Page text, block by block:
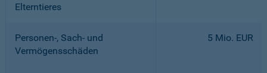
Elterntieres
Personen-, Sach- und
Vermögensschäden
5 Mio. EUR